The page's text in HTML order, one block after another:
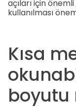
açıları için
kullanılması
Kısa
boyutu